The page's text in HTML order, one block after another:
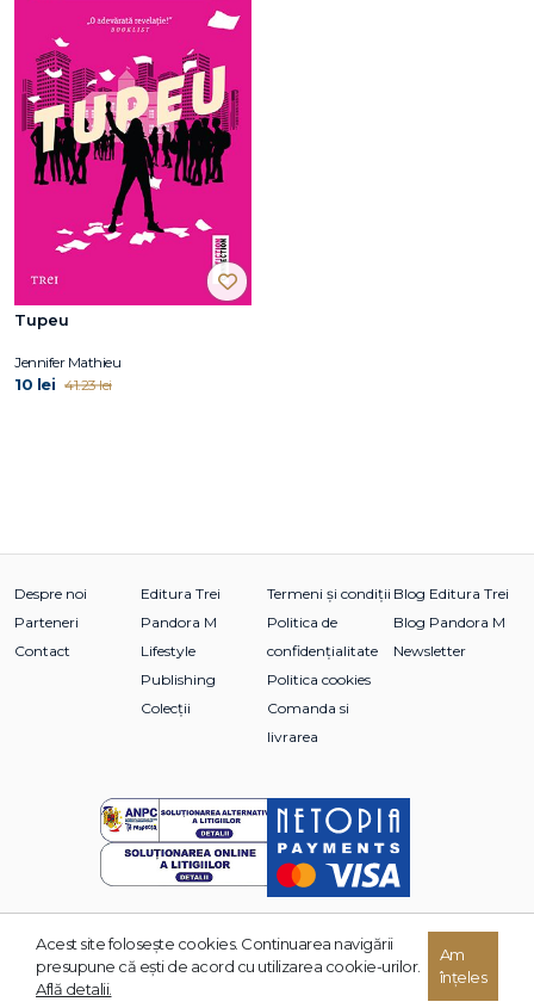
Tupeu
Jennifer Mathieu
10 lei 41.23 lei
Despre noi
Parteneri
Contact
Editura Trei
Pandora M
Lifestyle
Publishing
Colecții
Termeni și condiții
Politica de
confidențialitate
Politica cookies
Comanda si
livrarea
Blog Editura Trei
Blog Pandora M
Newsletter
© 2026 Grupul Editorial TREI. Toate drepturile rezervate.
Acest site foloseşte cookies. Continuarea navigării
presupune că eşti de acord cu utilizarea cookie-urilor.
Află detalii.
Am
înțeles